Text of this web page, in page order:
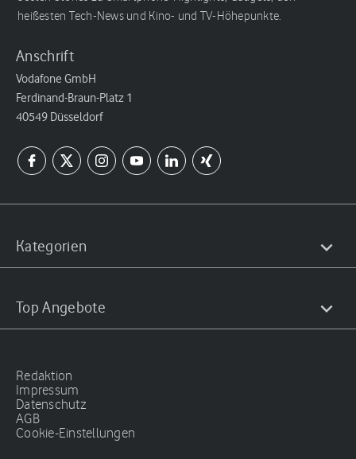
heißesten Tech-News und Kino- und TV-Höhepunkte.
Anschrift
Vodafone GmbH
Ferdinand-Braun-Platz 1
40549 Düsseldorf
Kategorien
Top Angebote
Redaktion
Impressum
Datenschutz
AGB
Cookie-Einstellungen